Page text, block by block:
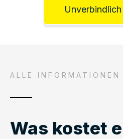
ALLE
Was kostet